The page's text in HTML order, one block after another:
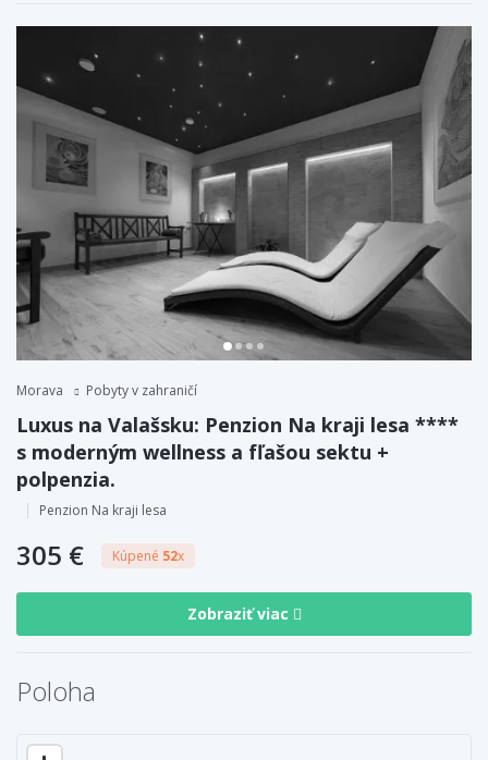
Morava Pobyty v zahraničí
Luxus na Valašsku: Penzion Na kraji lesa ****
s moderným wellness a fľašou sektu +
polpenzia.
Penzion Na kraji lesa
305 € Kúpené 52x
Zobraziť viac
Poloha